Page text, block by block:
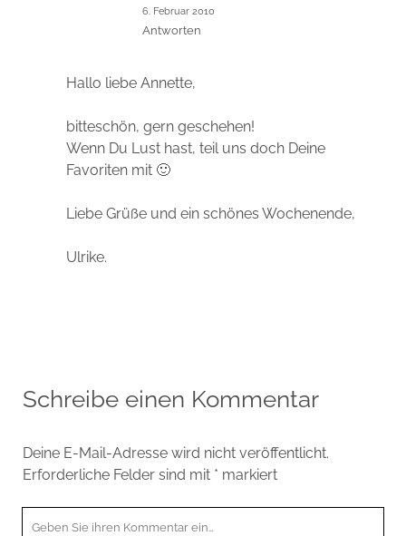
6. Februar 2010
Antworten
Hallo liebe Annette,
bitteschön, gern geschehen!
Wenn Du Lust hast, teil uns doch Deine
Favoriten mit 🙂
Liebe Grüße und ein schönes Wochenende,
Ulrike.
Schreibe einen Kommentar
Deine E-Mail-Adresse wird nicht veröffentlicht.
Erforderliche Felder sind mit * markiert